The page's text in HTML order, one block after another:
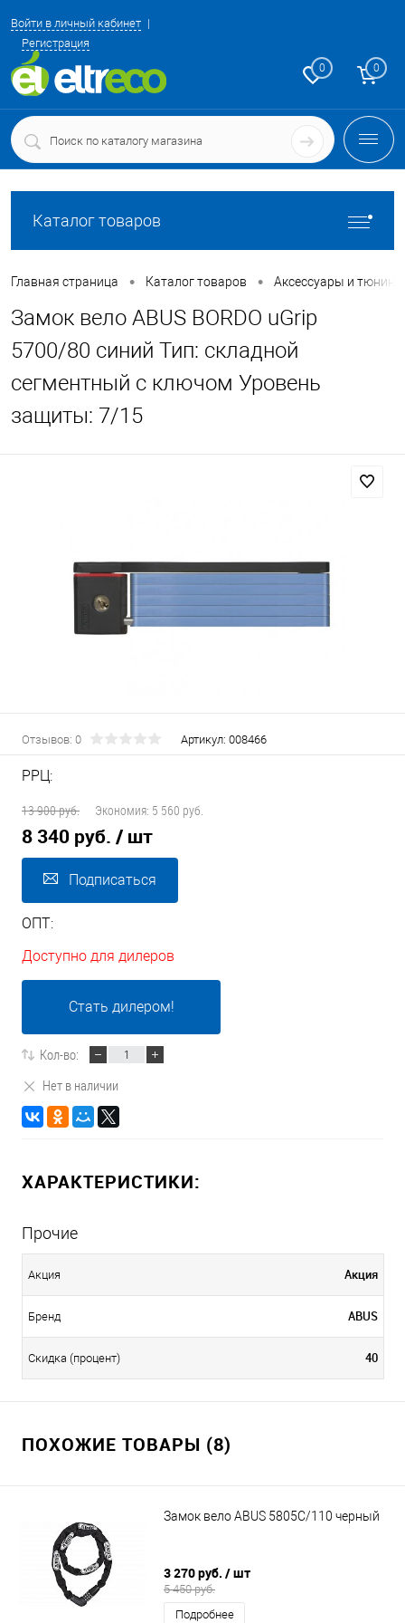
Войти в личный кабинет
Регистрация
0 0
Каталог товаров
Главная страница • Каталог товаров • Аксессуары и тюнинг
Замок вело ABUS BORDO uGrip
5700/80 синий Тип: складной
сегментный с ключом Уровень
защиты: 7/15
Отзывов: 0 Артикул: 008466
РРЦ:
13 900 руб.
Экономия: 5 560 руб.
8 340 руб. / шт
Подписаться
ОПТ:
Доступно для дилеров
Стать дилером!
Кол-во:
Нет в наличии
ХАРАКТЕРИСТИКИ:
Прочие
Акция Акция
Бренд ABUS
Скидка (процент) 40
ПОХОЖИЕ ТОВАРЫ (8)
Замок вело ABUS 5805C/110 черный
3 270 руб. / шт
5 450 руб.
Подробнее